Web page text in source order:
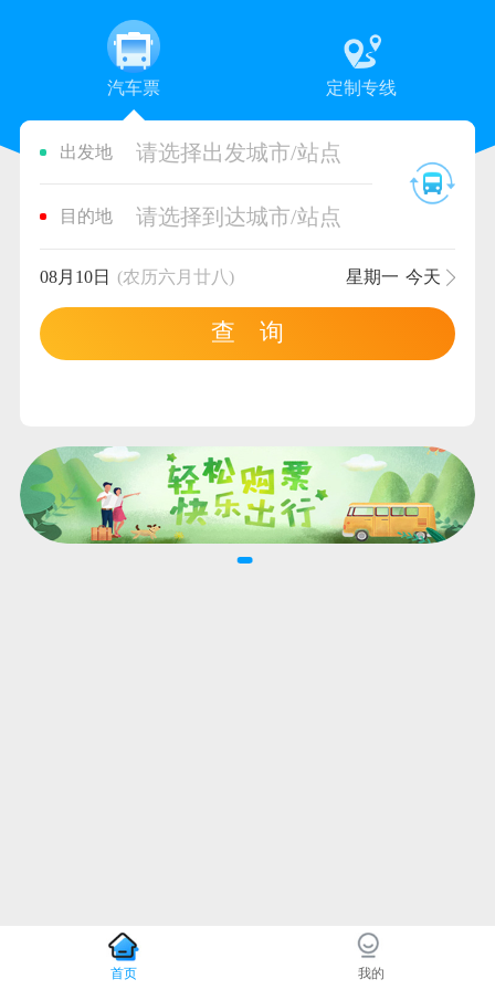
汽车票 定制专线
出发地 请选择出发城市/站点
目的地 请选择到达城市/站点
08月10日 (农历六月廿八) 星期一 今天
查 询
首页 我的